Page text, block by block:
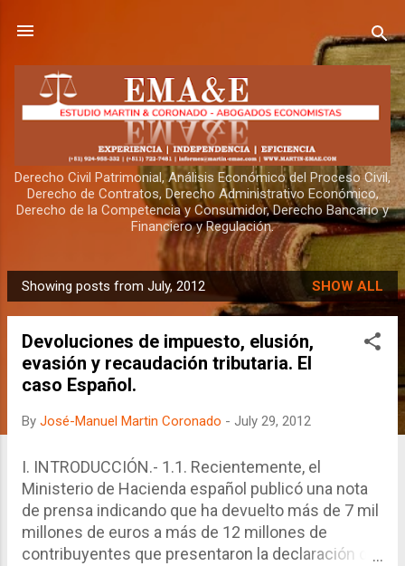
Derecho Civil Patrimonial, Análisis Económico del Proceso Civil,
Derecho de Contratos, Derecho Administrativo Económico,
Derecho de la Competencia y Consumidor, Derecho Bancario y
Financiero y Regulación.
P
o
Showing posts from July, 2012 SHOW ALL
Devoluciones de impuesto, elusión,
evasión y recaudación tributaria. El
caso Español.
By José-Manuel Martin Coronado - July 29, 2012
I. INTRODUCCIÓN.- 1.1. Recientemente, el
Ministerio de Hacienda español publicó una nota
de prensa indicando que ha devuelto más de 7 mil
millones de euros a más de 12 millones de
contribuyentes que presentaron la declaración de